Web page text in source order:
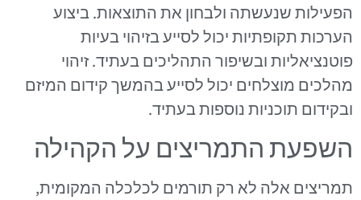
הפעילות שנעשתה ולבחון את התוצאות. ביצוע
הערכות תקופתיות יכול לסייע בזיהוי בעיות
פוטנציאליות ובשיפור התהליכים בעתיד. זיהוי
מהלכים מוצלחים יכול לסייע בהמשך קידום המיזם
ובקידום תוכניות נוספות בעתיד.
השפעת התמריצים על הקהילה
תמריצים אלה לא רק תורמים לכלכלה המקומית,